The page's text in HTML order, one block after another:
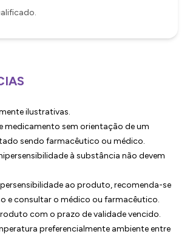
ilustrativas.
medicamento sem orientação de um
sendo farmacêutico ou médico.
à substância não devem
ao produto, recomenda-se
e consultar o médico ou farmacêutico.
com o prazo de validade vencido.
preferencialmente ambiente entre